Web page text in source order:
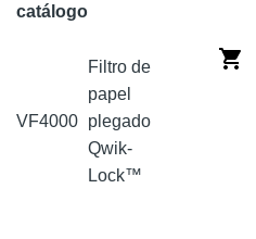
catálogo
VF4000
Filtro de
papel
plegado
Qwik-
Lock™